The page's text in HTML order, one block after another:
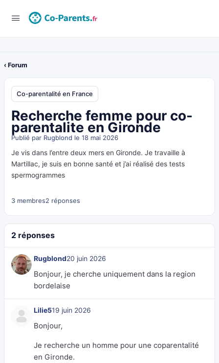
‹ Forum
Co-parentalité en France
Recherche femme pour co-
parentalite en Gironde
Publié par Rugblond le 18 mai 2026
Je vis dans l’entre deux mers en Gironde. Je travaille à
Martillac, je suis en bonne santé et j’ai réalisé des tests
spermogrammes
3 membres2 réponses
2 réponses
Rugblond20 juin 2026
Bonjour, je cherche uniquement dans la region
bordelaise
Lilie519 juin 2026
Bonjour,
Je recherche un homme pour une coparentalité
en Gironde.